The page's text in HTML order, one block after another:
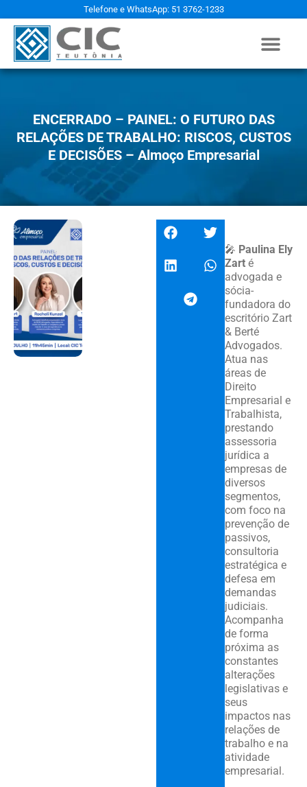
Telefone e WhatsApp: 51 3762-1233
ENCERRADO – PAINEL: O FUTURO DAS
RELAÇÕES DE TRABALHO: RISCOS, CUSTOS
E DECISÕES – Almoço Empresarial
🎤 Paulina Ely
Zarté
advogada e
sócia-
fundadora do
escritório Zart
& Berté
Advogados.
Atua nas
áreas de
Direito
Empresarial e
Trabalhista,
prestando
assessoria
jurídica a
empresas de
diversos
segmentos,
com foco na
prevenção de
passivos,
consultoria
estratégica e
defesa em
demandas
judiciais.
Acompanha
de forma
próxima as
constantes
alterações
legislativas e
seus
impactos nas
relações de
trabalho e na
atividade
empresarial.